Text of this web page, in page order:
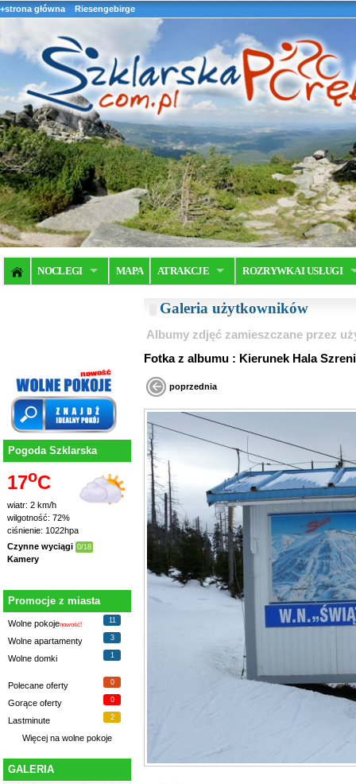
+strona główna Riesengebirge
NOCLEGI MAPA ATRAKCJE ROZRYWKA I USŁUGI
Pogoda Szklarska
17oC
wiatr: 2 km/h
wilgotność: 72%
ciśnienie: 1022hpa
Czynne wyciągi 0/18
Kamery
Promocje z miasta
Wolne pokojenowość!
11
Wolne apartamenty 3
Wolne domki 1
Polecane oferty 0
Gorące oferty 0
Lastminute 2
Więcej na wolne pokoje
GALERIA
Galeria użytkowników
Albumy zdjęć zamieszczane przez
Fotka z albumu : Kierunek Hala
poprzednia